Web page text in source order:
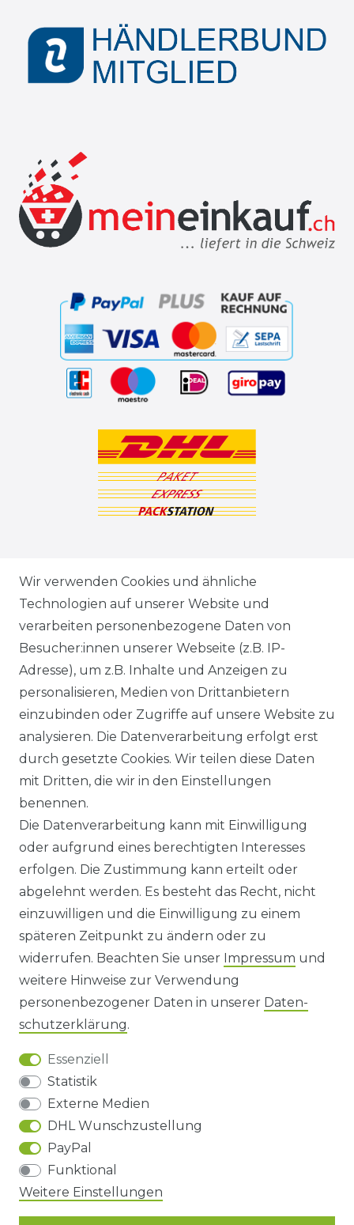
VERSANDARTEN & -KOSTEN
GEWERBETREIBENDE?
HILFE
KONTAKT
ANFAHRT
WIDERRUFS­FORMULAR
HINWEISE ZUR BATTERIEENTSORGUNG
IMPRESSUM
AGB UND KUNDENINFORMATIONEN
DATENSCHUTZERKLÄRUNG
BARRIEREFREIHEIT
Impressum Daten­schutz­erklärung
Barrierefreiheitserklärung
Wir verwenden Cookies und ähnliche
Technologien auf unserer Website und
verarbeiten personenbezogene Daten von
Besucher:innen unserer Webseite (z.B. IP-
Adresse), um z.B. Inhalte und Anzeigen zu
personalisieren, Medien von Drittanbietern
einzubinden oder Zugriffe auf unsere Website zu
analysieren. Die Datenverarbeitung erfolgt erst
durch gesetzte Cookies. Wir teilen diese Daten
mit Dritten, die wir in den Einstellungen
benennen.
Die Datenverarbeitung kann mit Einwilligung
oder aufgrund eines berechtigten Interesses
erfolgen. Die Zustimmung kann erteilt oder
abgelehnt werden. Es besteht das Recht, nicht
einzuwilligen und die Einwilligung zu einem
späteren Zeitpunkt zu ändern oder zu
widerrufen. Beachten Sie unser Impressum und
weitere Hinweise zur Verwendung
personenbezogener Daten in unserer Daten­
schutz­erklärung.
Essenziell
Statistik
Externe Medien
DHL Wunschzustellung
PayPal
Funktional
Weitere Einstellungen